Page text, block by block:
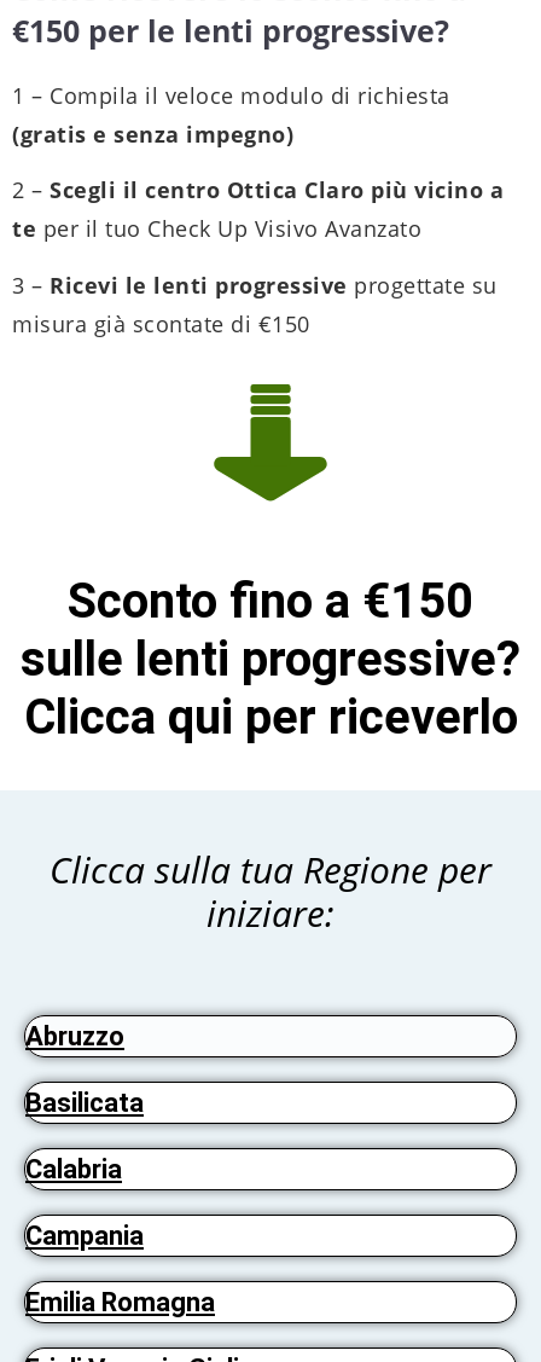
€150 per le lenti progressive?
1 – Compila il veloce modulo di richiesta
(gratis e senza impegno)
2 – Scegli il centro Ottica Claro più vicino a
te per il tuo Check Up Visivo Avanzato
3 – Ricevi le lenti progressive progettate su
misura già scontate di €150
Sconto fino a €150
sulle lenti progressive?
Clicca qui per riceverlo
Clicca sulla tua Regione per
iniziare:
Abruzzo
Basilicata
Calabria
Campania
Emilia Romagna